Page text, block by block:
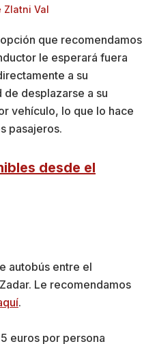
Zlatni Val
que recomendamos
le esperará fuera
a su
desplazarse a su
vehículo, lo que lo hace
pasajeros.
desde el
autobús entre el
Le recomendamos
.
euros por persona